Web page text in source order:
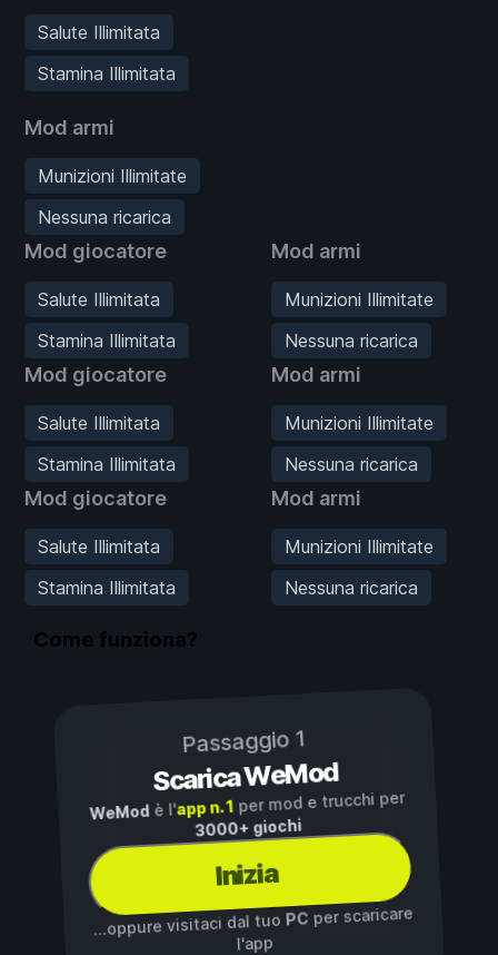
Salute Illimitata
Stamina Illimitata
Mod armi
Munizioni Illimitate
Nessuna ricarica
Mod giocatore
Salute Illimitata
Stamina Illimitata
Mod armi
Munizioni Illimitate
Nessuna ricarica
Mod giocatore
Salute Illimitata
Stamina Illimitata
Mod armi
Munizioni Illimitate
Nessuna ricarica
Mod giocatore
Salute Illimitata
Stamina Illimitata
Mod armi
Munizioni Illimitate
Nessuna ricarica
Come funziona?
Passaggio 1
Scarica WeMod
WeMod è l'app n. 1per mod e trucchi per
3000+ giochi
Inizia
...oppure visitaci dal tuoPC per scaricare
l'app